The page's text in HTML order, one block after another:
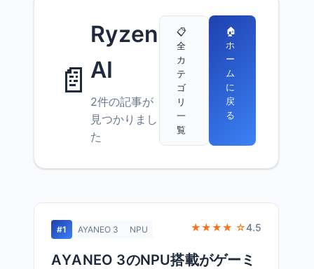
📄
Ryzen
AI
2件の記事が
見つかりまし
た
📋
全
カ
テ
ゴ
リ
一
覧
🏠
ホ
ー
ム
に
戻
る
#1 AYANEO 3 NPU ★★★★ ☆4.5
AYANEO 3のNPU搭載がゲーミ